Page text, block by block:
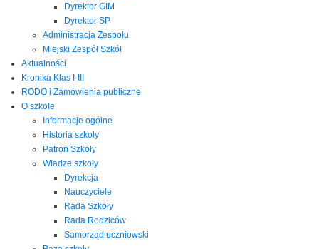
Dyrektor GIM
Dyrektor SP
Administracja Zespołu
Miejski Zespół Szkół
Aktualności
Kronika Klas I-III
RODO i Zamówienia publiczne
O szkole
Informacje ogólne
Historia szkoły
Patron Szkoły
Władze szkoły
Dyrekcja
Nauczyciele
Rada Szkoły
Rada Rodziców
Samorząd uczniowski